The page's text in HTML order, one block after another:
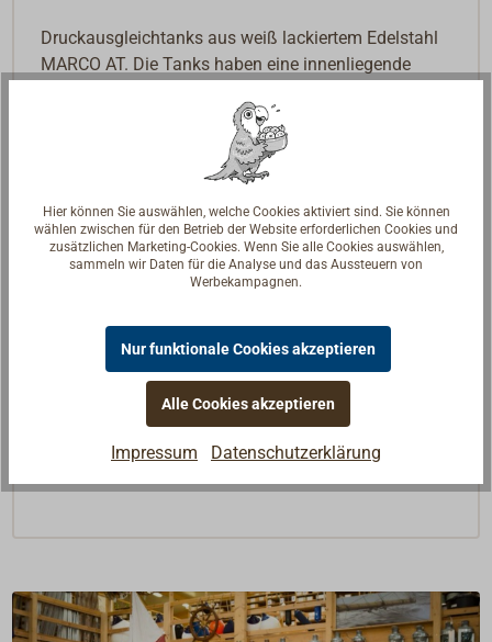
Druckausgleichtanks aus weiß lackiertem Edelstahl
MARCO AT. Die Tanks haben eine innenliegende
und ein "SCHRADER"-Autoventil zum Einstellen des
Ausgleichtanks in der Druckwasseranlage bewirken
konstanten Wasserfluss bei weniger Pumpintervallen
und geringerem Stromverbrauch.
MARCO AT2:
Stahltank weiß. Volumen 5,0 l. Anschluss 3/4"
Hier können Sie auswählen, welche Cookies aktiviert sind. Sie können
wählen zwischen für den Betrieb der Website erforderlichen Cookies und
zusätzlichen Marketing-Cookies. Wenn Sie alle Cookies auswählen,
sammeln wir Daten für die Analyse und das Aussteuern von
Werbekampagnen.
Nur funktionale Cookies akzeptieren
Alle Cookies akzeptieren
Impressum Datenschutzerklärung